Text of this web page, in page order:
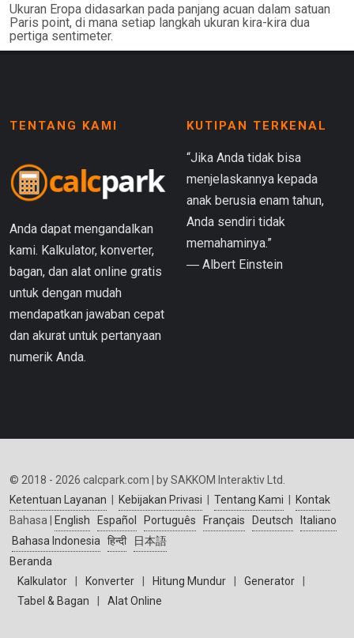
Ukuran Eropa didasarkan pada panjang acuan dalam satuan
Paris point, di mana setiap langkah ukuran kira-kira dua
pertiga sentimeter.
TENTANG KAMI
Anda dapat mengandalkan
kami. Kalkulator, konverter,
bagan, dan alat online gratis
untuk dengan mudah
mendapatkan jawaban cepat
dan akurat untuk pertanyaan
numerik Anda.
KUTIPAN TERKENAL
“Jika Anda tidak bisa
menjelaskannya kepada
anak berusia enam tahun,
Anda sendiri tidak
memahaminya.”
― Albert Einstein
© 2018 - 2026 calcpark.com | by SAKKOM Interaktiv Ltd.
Ketentuan Layanan
Kebijakan Privasi Tentang Kami
Kontak
Bahasa |
English Español Português Français Deutsch
Italiano
Bahasa Indonesia
हिन्दी
日本語
Beranda
Kalkulator
Konverter Hitung Mundur Generator
Tabel & Bagan
Alat Online